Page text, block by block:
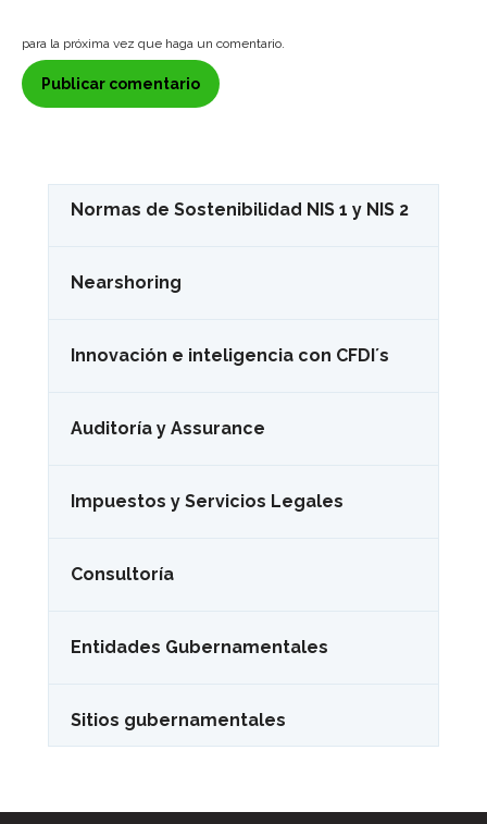
para la próxima vez que haga un comentario.
Normas de Sostenibilidad NIS 1 y NIS 2
Nearshoring
Innovación e inteligencia con CFDI´s
Auditoría y Assurance
Impuestos y Servicios Legales
Consultoría
Entidades Gubernamentales
Sitios gubernamentales